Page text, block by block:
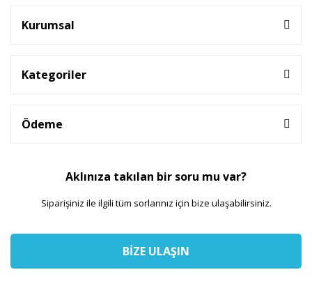
Kurumsal
Kategoriler
Ödeme
Aklınıza takılan bir soru mu var?
Siparişiniz ile ilgili tüm sorlarınız için bize ulaşabilirsiniz.
BİZE ULAŞIN